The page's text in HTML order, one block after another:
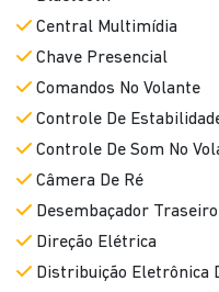
Central Multimídia
Chave Presencial
Comandos No Volante
Controle De
Controle De Som No
Câmera De Ré
Desembaçador Traseiro
Direção Elétrica
Distribuição Eletrônica